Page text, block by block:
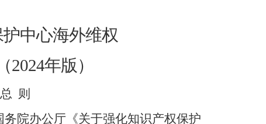
中心海外维权
2024年版）
总 则
院办公厅《关于强化知识产权保护